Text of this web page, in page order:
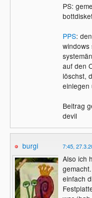
PS:
PPS:
windows
auf den
löschst,
einlegen
Beitrag
devil
burgi 7:45,
Also ich
einfach